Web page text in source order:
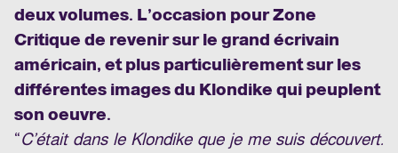
deux volumes. L’occasion pour Zone
Critique de revenir sur le grand écrivain
américain, et plus particulièrement sur les
différentes images du Klondike qui peuplent
son oeuvre.
“C’était dans le Klondike que je me suis découvert.